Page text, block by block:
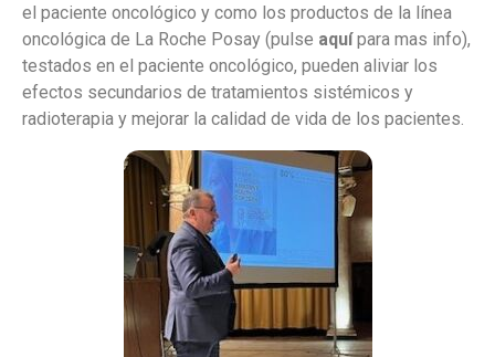
el paciente oncológico y como los productos de la línea
oncológica de La Roche Posay (pulse aquípara mas info),
testados en el paciente oncológico, pueden aliviar los
efectos secundarios de tratamientos sistémicos y
radioterapia y mejorar la calidad de vida de los pacientes.